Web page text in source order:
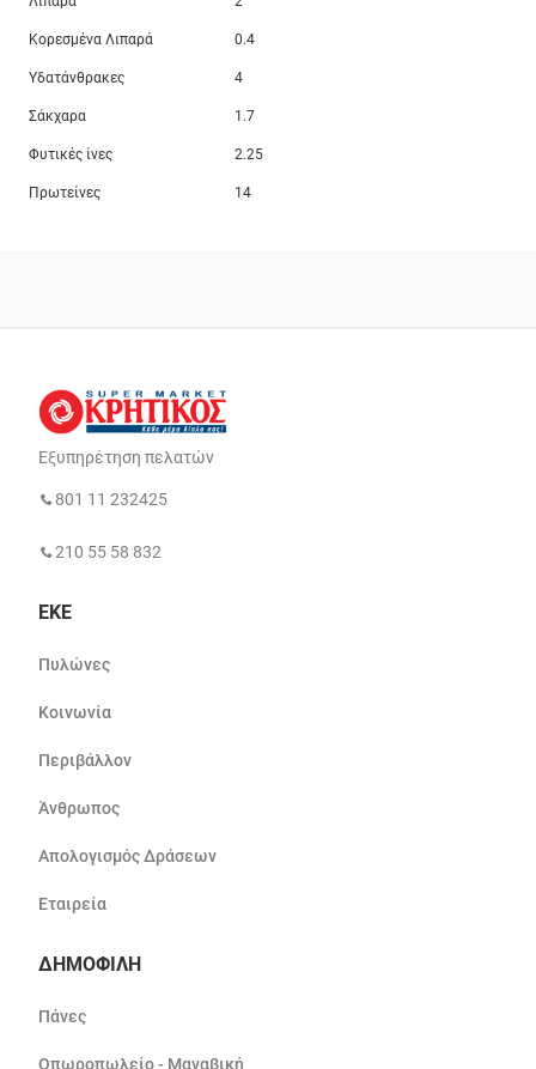
Κορεσμένα Λιπαρά 0.4
Υδατάνθρακες 4
Σάκχαρα 1.7
Φυτικές ίνες 2.25
Πρωτείνες 14
Εξυπηρέτηση πελατών
801 11 232425
210 55 58 832
ΕΚΕ
Πυλώνες
Κοινωνία
Περιβάλλον
Άνθρωπος
Απολογισμός Δράσεων
Εταιρεία
ΔΗΜΟΦΙΛΗ
Πάνες
Οπωροπωλείο - Μαναβική